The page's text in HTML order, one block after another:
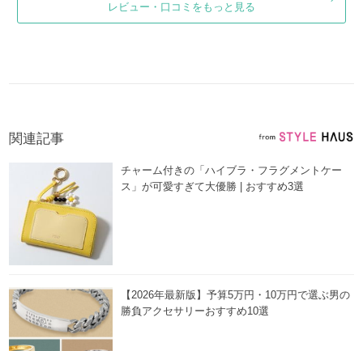
レビュー・口コミをもっと見る
関連記事
チャーム付きの「ハイブラ・フラグメントケー
ス」が可愛すぎて大優勝 | おすすめ3選
【2026年最新版】予算5万円・10万円で選ぶ男の
勝負アクセサリーおすすめ10選